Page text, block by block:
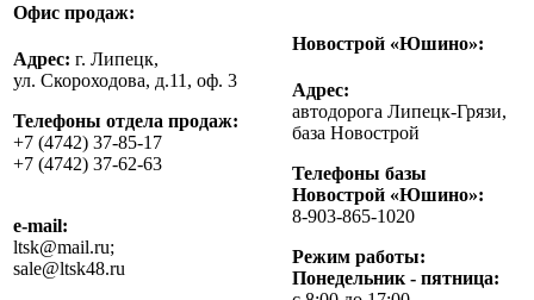
Офис продаж:
Адрес: г. Липецк,
ул. Скороходова, д.11, оф. 3
Телефоны отдела продаж:
+7 (4742) 37-85-17
+7 (4742) 37-62-63
e-mail:
ltsk@mail.ru;
sale@ltsk48.ru
Новострой «Юшино»:
Адрес:
автодорога Липецк-Грязи,
база Новострой
Телефоны базы
Новострой «Юшино»:
8-903-865-1020
Режим работы:
Понедельник - пятница: